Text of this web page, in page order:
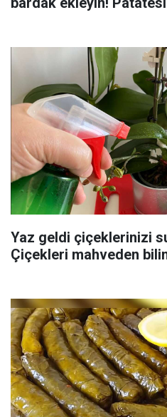
Yaz geldi çiçeklerinizi
Çiçekleri mahveden